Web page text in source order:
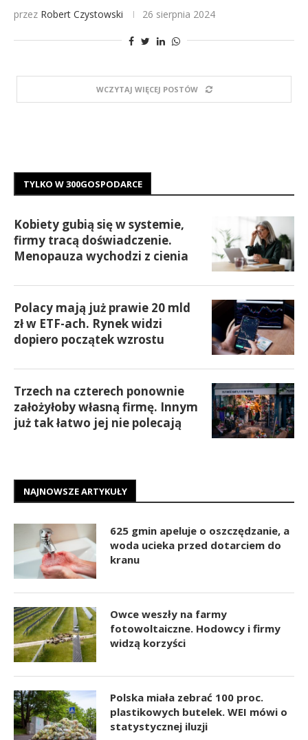
przez Robert Czystowski 26 sierpnia 2024
WCZYTAJ WIĘCEJ POSTÓW
TYLKO W 300GOSPODARCE
Kobiety gubią się w systemie,
firmy tracą doświadczenie.
Menopauza wychodzi z cienia
Polacy mają już prawie 20 mld
zł w ETF-ach. Rynek widzi
dopiero początek wzrostu
Trzech na czterech ponownie
założyłoby własną firmę. Innym
już tak łatwo jej nie polecają
NAJNOWSZE ARTYKUŁY
625 gmin apeluje o oszczędzanie, a
woda ucieka przed dotarciem do
kranu
Owce weszły na farmy
fotowoltaiczne. Hodowcy i firmy
widzą korzyści
Polska miała zebrać 100 proc.
plastikowych butelek. WEI mówi o
statystycznej iluzji